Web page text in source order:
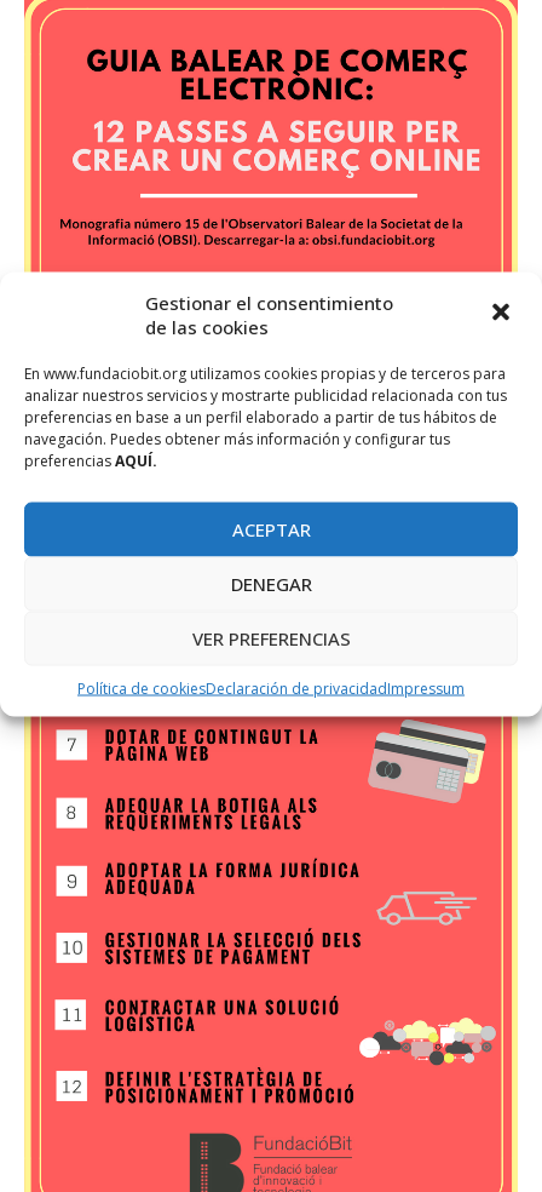
Gestionar el consentimiento
de las cookies
En www.fundaciobit.org utilizamos cookies propias y de terceros para
analizar nuestros servicios y mostrarte publicidad relacionada con tus
preferencias en base a un perfil elaborado a partir de tus hábitos de
navegación. Puedes obtener más información y configurar tus
preferenciasAQUÍ.
ACEPTAR
DENEGAR
VER PREFERENCIAS
Política de cookiesDeclaración de privacidadImpressum